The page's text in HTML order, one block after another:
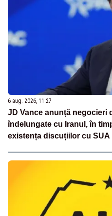
6 aug. 2026, 11:27
JD Vance anunță negocieri
îndelungate cu Iranul, în
existența discuțiilor cu SUA